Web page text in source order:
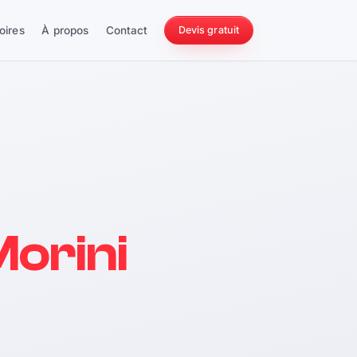
À propos Contact Devis gratuit